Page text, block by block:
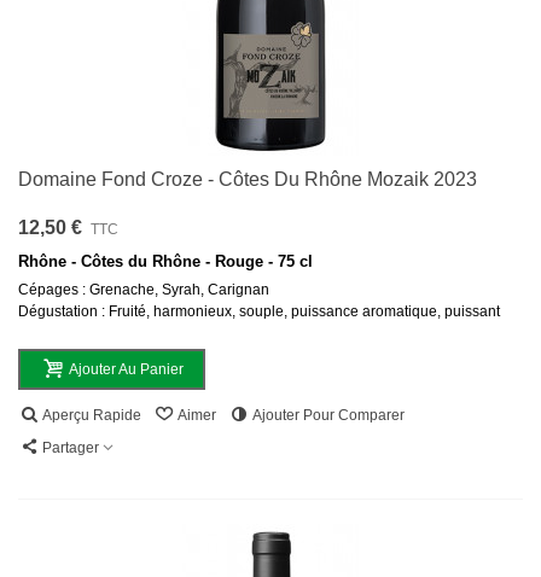
Domaine Fond Croze - Côtes Du Rhône Mozaik 2023
12,50 € TTC
Rhône - Côtes du Rhône - Rouge - 75 cl
Cépages : Grenache, Syrah, Carignan
Dégustation : Fruité, harmonieux, souple, puissance aromatique, puissant
Ajouter Au Panier
Aperçu Rapide Aimer
Ajouter Pour Comparer
Partager